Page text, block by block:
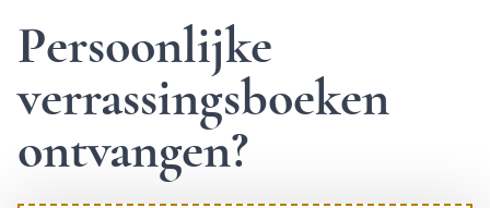
Persoonlijke
verrassingsboeken
ontvangen?